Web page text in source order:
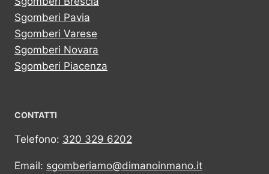
Sgomberi Pavia
Sgomberi Varese
Sgomberi Novara
Sgomberi Piacenza
CONTATTI
Telefono: 320 329 6202
Email: sgomberiamo@dimanoinmano.it